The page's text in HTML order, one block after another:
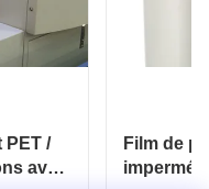
PET /
avec
Film de